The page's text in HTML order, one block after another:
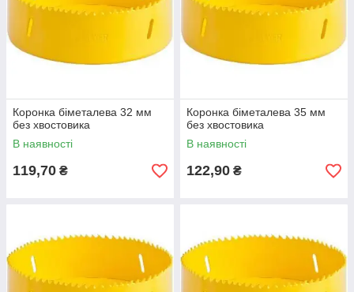
Коронка біметалева 32 мм
без хвостовика
В наявності
119,70 ₴
Коронка біметалева 35 мм
без хвостовика
В наявності
122,90 ₴